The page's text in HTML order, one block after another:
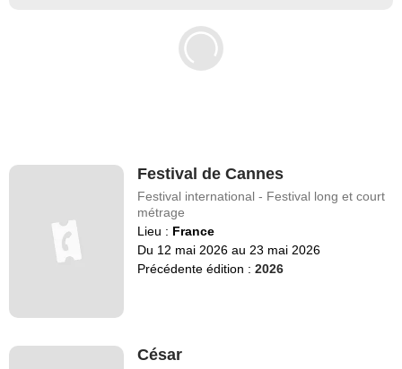
Festival de Cannes
Festival international - Festival long et court
métrage
Lieu : France
Du 12 mai 2026 au 23 mai 2026
Précédente édition :2026
César